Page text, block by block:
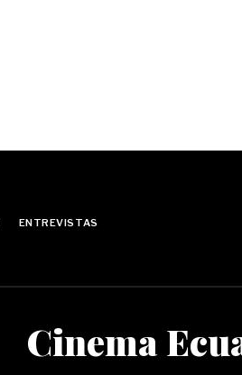
ENTREVISTAS
Cinema